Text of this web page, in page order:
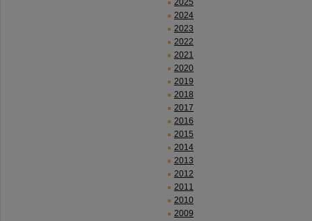
2025
2024
2023
2022
2021
2020
2019
2018
2017
2016
2015
2014
2013
2012
2011
2010
2009